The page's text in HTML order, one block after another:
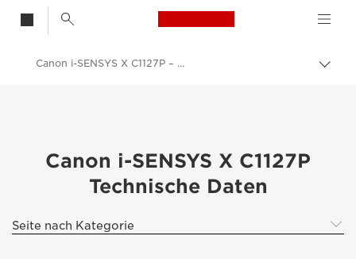
Canon Logo, back
Auf
Business-Produkte
Business Drucker und Faxgeräte
Canon i-SENSYS X C1127P – Technische Daten
Canon i-SENSYS X C1127P
Technische Daten
Seite nach Kategorie